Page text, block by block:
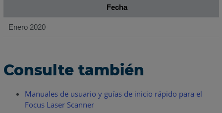
Fecha
Enero 2020
Consulte también
Manuales de usuario y guías de inicio rápido para el
Focus Laser Scanner